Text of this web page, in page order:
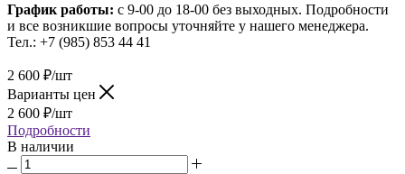
График работы: с 9-00 до 18-00 без выходных. Подробности
и все возникшие вопросы уточняйте у нашего менеджера.
Тел.: +7 (985) 853 44 41
2 600 ₽/шт
Варианты цен
2 600 ₽/шт
Подробности
В наличии